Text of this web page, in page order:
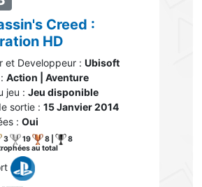
Creed :
HD
et Developpeur : Ubisoft
Action | Aventure
jeu : Jeu disponible
sortie : 15 Janvier 2014
: Oui
3 19 8 |
8
au total